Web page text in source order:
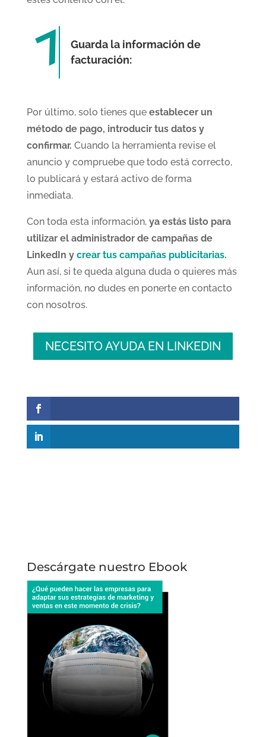
Guarda la información de
facturación:
Por último, solo tienes que establecer un
método de pago, introducir tus datos y
confirmar. Cuando la herramienta revise el
anuncio y compruebe que todo está correcto,
lo publicará y estará activo de forma
inmediata.
Con toda esta información, ya estás listo para
utilizar el administrador de campañas de
LinkedIn y crear tus campañas publicitarias.
Aun así, si te queda alguna duda o quieres más
información, no dudes en ponerte en contacto
con nosotros.
NECESITO AYUDA EN LINKEDIN
Descárgate nuestro Ebook